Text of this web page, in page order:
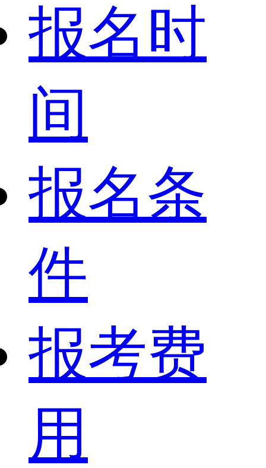
报名时
间
报名条
件
报考费
用